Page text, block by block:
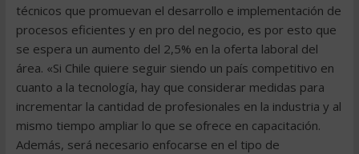
técnicos que promuevan el desarrollo e implementación de
procesos eficientes y en pro del negocio, es por esto que
se espera un aumento del 2,5% en la oferta laboral del
área. «Si Chile quiere seguir siendo un país competitivo en
cuanto a la tecnología, hay que considerar medidas para
incrementar la cantidad de profesionales en la industria y al
mismo tiempo ampliar lo que se ofrece en capacitación.
Además, será necesario enfocarse en el tipo de